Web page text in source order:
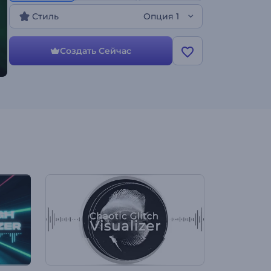
своего трека!
Стиль Опция 1
Создать Сейчас